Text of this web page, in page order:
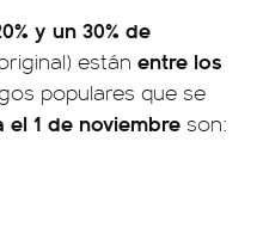
y un 30% de
están entre los
populares que se
1 de noviembre son: